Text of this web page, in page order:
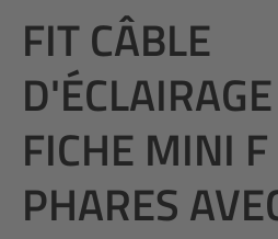
FIT CÂBLE
FICHE MINI
PHARES